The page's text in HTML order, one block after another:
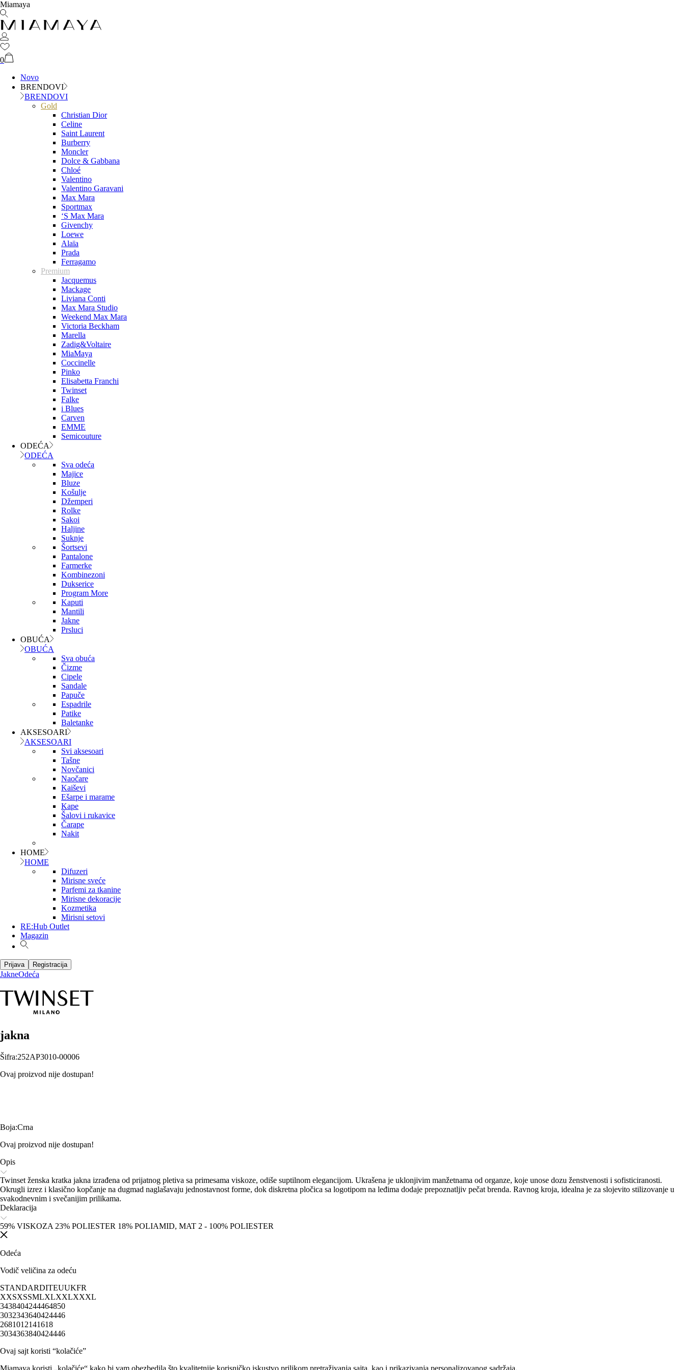
Miamaya
0
Novo
BRENDOVI
BRENDOVI
Gold
Christian Dior
Celine
Saint Laurent
Burberry
Moncler
Dolce & Gabbana
Chloé
Valentino
Valentino Garavani
Max Mara
Sportmax
‘S Max Mara
Givenchy
Loewe
Alaïa
Prada
Ferragamo
Premium
Jacquemus
Mackage
Liviana Conti
Max Mara Studio
Weekend Max Mara
Victoria Beckham
Marella
Zadig&Voltaire
MiaMaya
Coccinelle
Pinko
Elisabetta Franchi
Twinset
Falke
i Blues
Carven
EMME
Semicouture
ODEĆA
ODEĆA
Sva odeća
Majice
Bluze
Košulje
Džemperi
Rolke
Sakoi
Haljine
Suknje
Šortsevi
Pantalone
Farmerke
Kombinezoni
Dukserice
Program More
Kaputi
Mantili
Jakne
Prsluci
OBUĆA
OBUĆA
Sva obuća
Čizme
Cipele
Sandale
Papuče
Espadrile
Patike
Baletanke
AKSESOARI
AKSESOARI
Svi aksesoari
Tašne
Novčanici
Naočare
Kaiševi
Ešarpe i marame
Kape
Šalovi i rukavice
Čarape
Nakit
HOME
HOME
Difuzeri
Mirisne sveće
Parfemi za tkanine
Mirisne dekoracije
Kozmetika
Mirisni setovi
RE:Hub Outlet
Magazin
Prijava Registracija
JakneOdeća
jakna
Šifra:252AP3010-00006
Ovaj proizvod nije dostupan!
Boja:Crna
Ovaj proizvod nije dostupan!
Opis
Twinset ženska kratka jakna izrađena od prijatnog pletiva sa primesama viskoze, odiše suptilnom elegancijom. Ukrašena je uklonjivim manžetnama od organze, koje unose dozu ženstvenosti i sofisticiranosti.
Okrugli izrez i klasično kopčanje na dugmad naglašavaju jednostavnost forme, dok diskretna pločica sa logotipom na leđima dodaje prepoznatljiv pečat brenda. Ravnog kroja, idealna je za slojevito stilizovanje u
svakodnevnim i svečanijim prilikama.
Deklaracija
59% VISKOZA 23% POLIESTER 18% POLIAMID, MAT 2 - 100% POLIESTER
Odeća
Vodič veličina za odeću
STANDARDITEUUKFR
XXSXSSMLXLXXLXXXL
3438404244464850
3032343640424446
2681012141618
3034363840424446
Ovaj sajt koristi “kolačiće”
Miamaya koristi „kolačiće“ kako bi vam obezbedila što kvalitetnije korisničko iskustvo prilikom pretraživanja sajta, kao i prikazivanja personalizovanog sadržaja.